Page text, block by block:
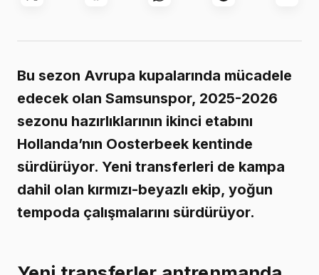
Bu sezon Avrupa kupalarında mücadele
edecek olan Samsunspor, 2025-2026
sezonu hazırlıklarının ikinci etabını
Hollanda’nın Oosterbeek kentinde
sürdürüyor. Yeni transferleri de kampa
dahil olan kırmızı-beyazlı ekip, yoğun
tempoda çalışmalarını sürdürüyor.